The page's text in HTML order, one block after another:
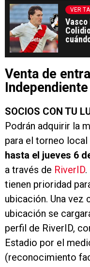
VER
Vasco
Venta de
SOCIOS CON TU
Podrán adquirir la
para el torneo local
hasta el jueves 6
a través de RiverID
tienen prioridad
ubicación. Una vez
ubicación se
perfil de RiverID,
Estadio por el
(reconocimiento